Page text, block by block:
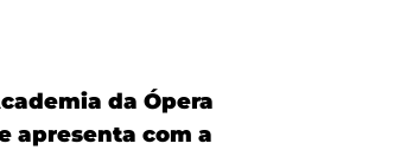
da Ópera
apresenta com a